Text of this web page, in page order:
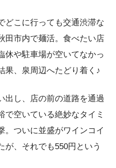
どこに行っても交通渋滞な
田市内で麺活。食べたい店
休や駐車場が空いてなかっ
果、泉周辺へたどり着く♪
出し、店の前の道路を通過
で空いている絶妙なタイミ
。ついに並盛がワインコイ
が、それでも550円という